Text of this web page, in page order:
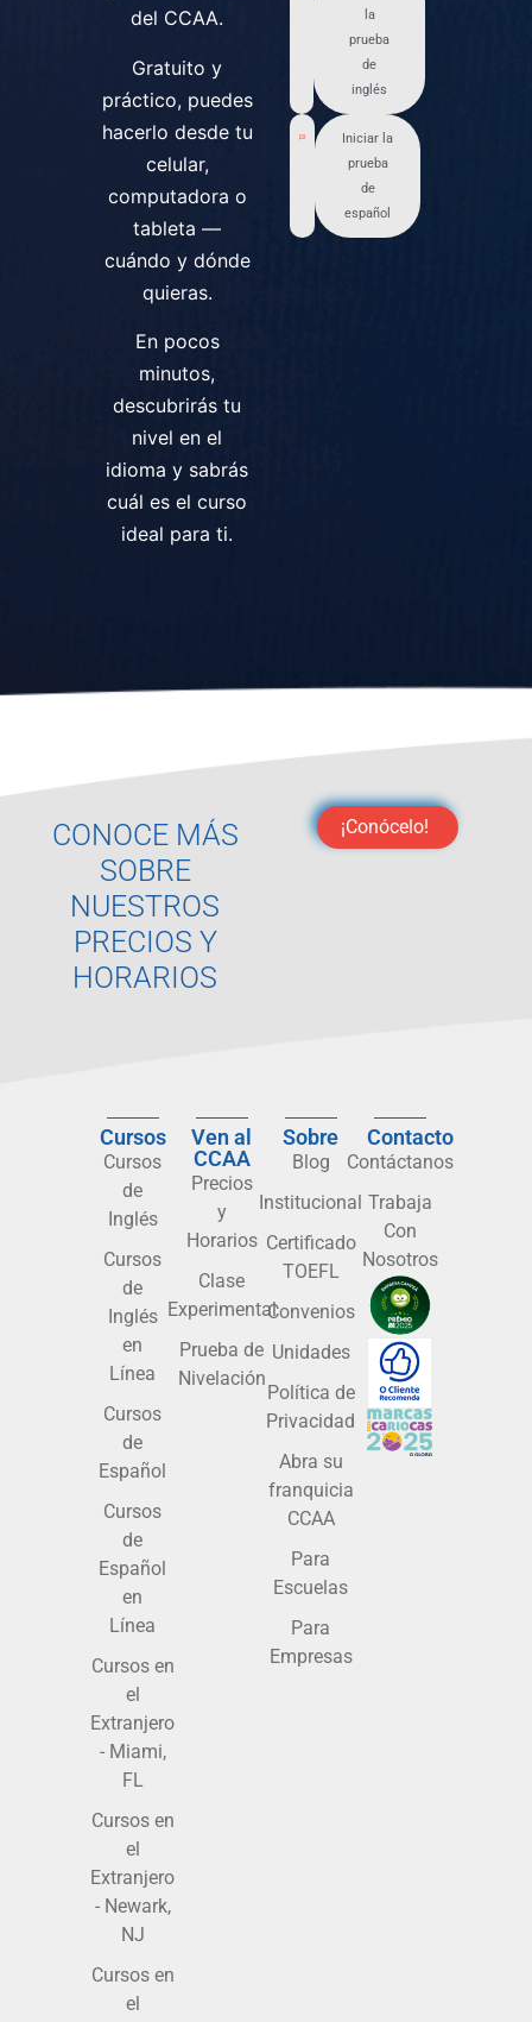
del CCAA.
Gratuito y
práctico, puedes
hacerlo desde tu
celular,
computadora o
tableta —
cuándo y dónde
quieras.
En pocos
minutos,
descubrirás tu
nivel en el
idioma y sabrás
cuál es el curso
ideal para ti.
la
prueba
de
inglés
Iniciar la
prueba
de
español
CONOCE MÁS
SOBRE
NUESTROS
PRECIOS Y
HORARIOS
¡Conócelo!
Cursos
Cursos
de
Inglés
Cursos
de
Inglés
en
Línea
Cursos
de
Español
Cursos
de
Español
en
Línea
Cursos en
el
Extranjero
- Miami,
FL
Cursos en
el
Extranjero
- Newark,
NJ
Cursos en
el
Ven al
CCAA
Precios
y
Horarios
Clase
Experimental
Prueba de
Nivelación
Sobre
Blog
Institucional
Certificado
TOEFL
Convenios
Unidades
Política de
Privacidad
Abra su
franquicia
CCAA
Para
Escuelas
Para
Empresas
Contacto
Contáctanos
Trabaja
Con
Nosotros